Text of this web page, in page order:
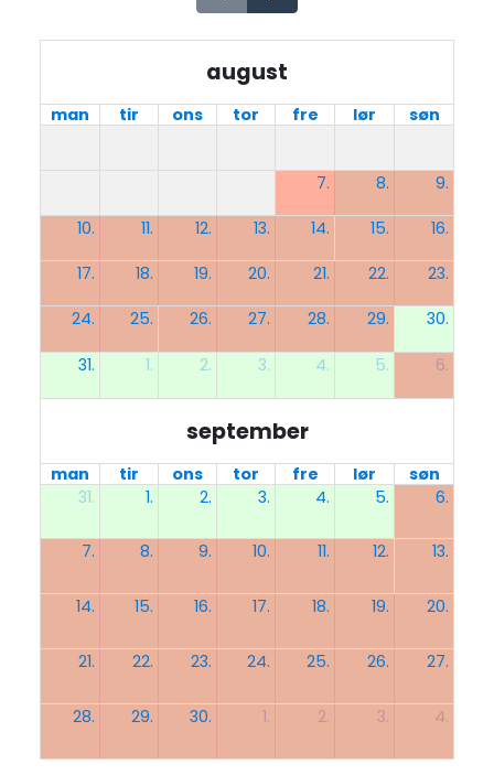
august
man tir ons tor fre lør søn
7. 8. 9.
10. 11. 12. 13. 14. 15. 16.
17. 18. 19. 20. 21. 22. 23.
24. 25. 26. 27. 28. 29. 30.
31. 1. 2. 3. 4. 5. 6.
september
man tir ons tor fre lør
søn
31.
1. 2. 3. 4. 5. 6.
7. 8. 9. 10. 11. 12. 13.
14. 15. 16. 17. 18. 19. 20.
21. 22. 23. 24. 25. 26. 27.
28. 29. 30. 1. 2. 3. 4.